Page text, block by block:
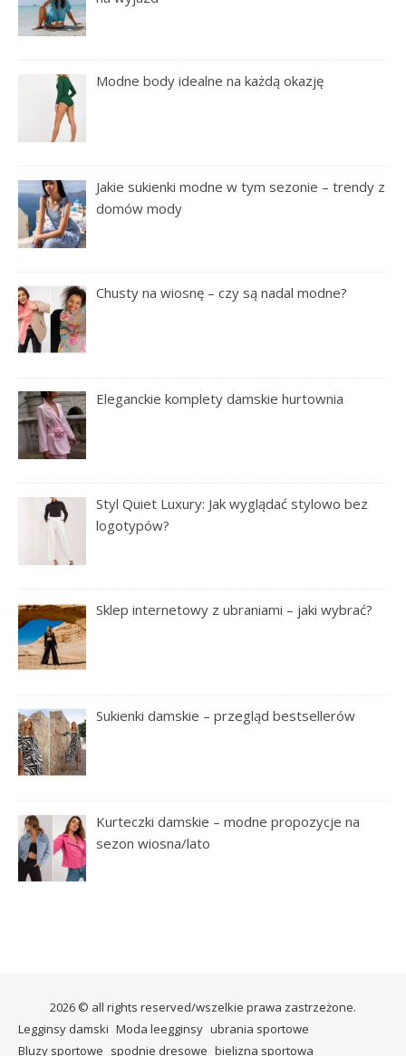
Modne body idealne na każdą okazję
Jakie sukienki modne w tym sezonie – trendy z
domów mody
Chusty na wiosnę – czy są nadal modne?
Eleganckie komplety damskie hurtownia
Styl Quiet Luxury: Jak wyglądać stylowo bez
logotypów?
Sklep internetowy z ubraniami – jaki wybrać?
Sukienki damskie – przegląd bestsellerów
Kurteczki damskie – modne propozycje na
sezon wiosna/lato
2026 © all rights reserved/wszelkie prawa zastrzeżone.
Legginsy damski Moda leegginsy ubrania sportowe
Bluzy sportowe spodnie dresowe bielizna sportowa